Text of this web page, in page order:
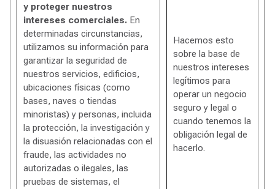
y proteger nuestros
intereses comerciales. En
determinadas circunstancias,
utilizamos su información para
garantizar la seguridad de
nuestros servicios, edificios,
ubicaciones físicas (como
bases, naves o tiendas
minoristas) y personas, incluida
la protección, la investigación y
la disuasión relacionadas con el
fraude, las actividades no
autorizadas o ilegales, las
pruebas de sistemas, el
Hacemos esto
sobre la base de
nuestros intereses
legítimos para
operar un negocio
seguro y legal o
cuando tenemos la
obligación legal de
hacerlo.